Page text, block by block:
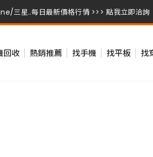
三星..每日最新價格行情 >>> 點我立即洽詢
三星..每日最新價格行情 >>> 點我立即洽詢
回收 熱銷推薦 找手機 找平板 找